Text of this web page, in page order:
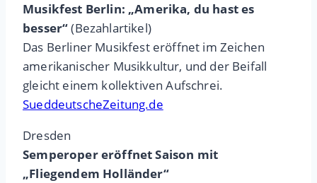
Musikfest Berlin: „Amerika, du hast es
besser“(Bezahlartikel)
Das Berliner Musikfest eröffnet im Zeichen
amerikanischer Musikkultur, und der Beifall
gleicht einem kollektiven Aufschrei.
SueddeutscheZeitung.de
Dresden
Semperoper eröffnet Saison mit
„Fliegendem Holländer“